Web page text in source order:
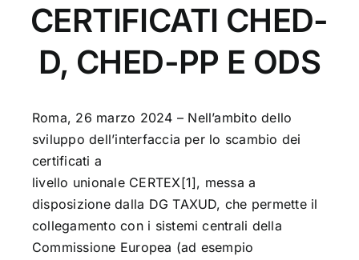
CERTIFICATI CHED-
D, CHED-PP E ODS
Roma, 26 marzo 2024 – Nell’ambito dello
sviluppo dell’interfaccia per lo scambio dei
certificati a
livello unionale CERTEX[1], messa a
disposizione dalla DG TAXUD, che permette il
collegamento con i sistemi centrali della
Commissione Europea (ad esempio